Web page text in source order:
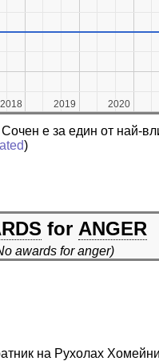
2018
2018 2019
2019 2020
2020
е за един от най-
)
for ANGER
awards for anger)
на Рухолах